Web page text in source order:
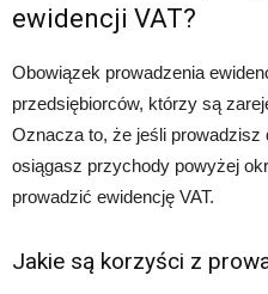
ewidencji VAT?
Obowiązek prowadzenia
przedsiębiorców, którzy są
Oznacza to, że jeśli prowadzisz
osiągasz przychody powyżej
prowadzić ewidencję VAT.
Jakie są korzyści z